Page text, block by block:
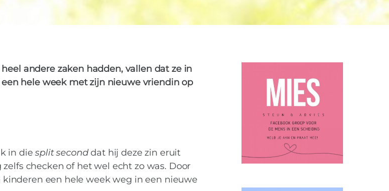
andere zaken hadden, vallen dat ze in
hele week met zijn nieuwe vriendin op
in diesplit seconddat hij deze zin eruit
checken of het wel echt zo was. Door
een hele week weg in een nieuwe